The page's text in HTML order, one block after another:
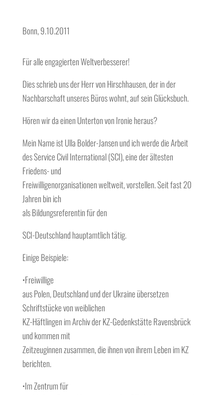
Bonn, 9.10.2011
Für alle engagierten Weltverbesserer!
Dies schrieb uns der Herr von Hirschhausen, der in der
Nachbarschaft unseres Büros wohnt, auf sein Glücksbuch.
Hören wir da einen Unterton von Ironie heraus?
Mein Name ist Ulla Bolder-Jansen und ich werde die Arbeit
des Service Civil International (SCI), eine der ältesten
Friedens- und
Freiwilligenorganisationen weltweit, vorstellen. Seit fast 20
Jahren bin ich
als Bildungsreferentin für den
SCI-Deutschland hauptamtlich tätig.
Einige Beispiele:
•Freiwillige
aus Polen, Deutschland und der Ukraine übersetzen
Schriftstücke von weiblichen
KZ-Häftlingen im Archiv der KZ-Gedenkstätte Ravensbrück
und kommen mit
Zeitzeuginnen zusammen, die ihnen von ihrem Leben im KZ
berichten.
•Im Zentrum für